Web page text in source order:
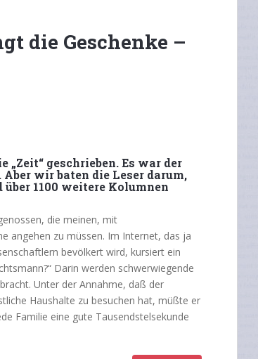
die Geschenke –
„Zeit“ geschrieben. Es war der
wir baten die Leser darum,
1100 weitere Kolumnen
die meinen, mit
angehen zu müssen. Im Internet, das ja
bevölkert wird, kursiert ein
Darin werden schwerwiegende
Unter der Annahme, daß der
Haushalte zu besuchen hat, müßte er
Familie eine gute Tausendstelsekunde